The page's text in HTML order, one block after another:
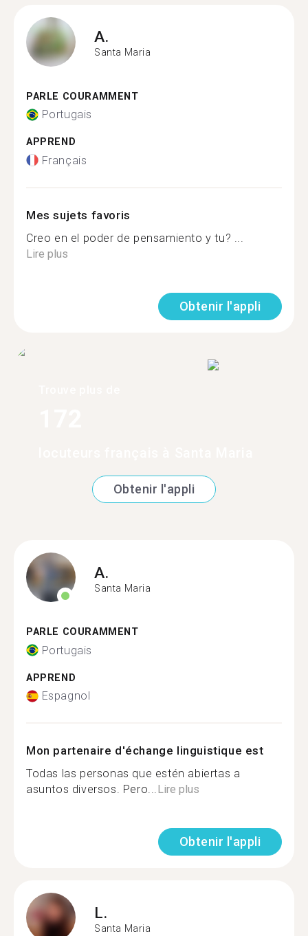
A.
Santa Maria
PARLE COURAMMENT
Portugais
APPREND
Français
Mes sujets favoris
Creo en el poder de pensamiento y tu? ...
Lire plus
Obtenir l'appli
Obtenir l'appli
A.
Santa Maria
PARLE COURAMMENT
Portugais
APPREND
Espagnol
Mon partenaire d'échange linguistique est
Todas las personas que estén abiertas a
asuntos diversos. Pero...Lire plus
Obtenir l'appli
L.
Santa Maria